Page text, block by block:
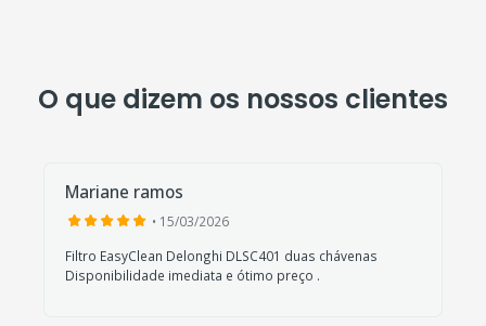
O que dizem os nossos clientes
Mariane ramos
• 15/03/2026
Filtro EasyClean Delonghi DLSC401 duas chávenas
Disponibilidade imediata e ótimo preço .